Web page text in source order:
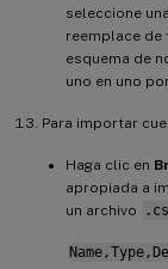
seleccione
reemplace de
esquema de
uno en uno
Para importar
Haga clic en
apropiada a
un archivo